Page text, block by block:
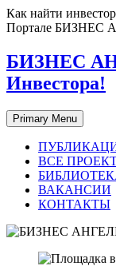
Skip
to
Как найти
Портале БИЗНЕС
БИЗНЕС
Инвестора!
Primary Menu
ВСЕ
ВАКАНСИИ
КОНТАКТЫ